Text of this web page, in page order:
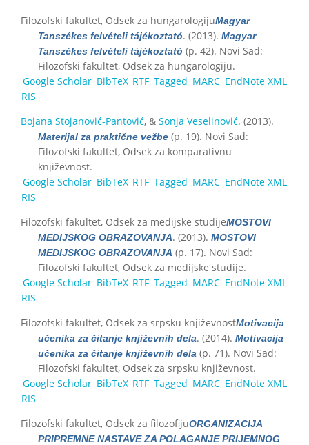
Filozofski fakultet, Odsek za hungarologijuMagyar
Tanszékes felvételi tájékoztató. (2013). Magyar
Tanszékes felvételi tájékoztató (p. 42). Novi Sad:
Filozofski fakultet, Odsek za hungarologiju.
Google Scholar BibTeX RTF Tagged MARC EndNote XML
RIS
Bojana Stojanović-Pantović, & Sonja Veselinović. (2013).
Materijal za praktične vežbe (p. 19). Novi Sad:
Filozofski fakultet, Odsek za komparativnu
književnost.
Google Scholar BibTeX RTF Tagged MARC EndNote XML
RIS
Filozofski fakultet, Odsek za medijske studijeMOSTOVI
MEDIJSKOG OBRAZOVANJA. (2013). MOSTOVI
MEDIJSKOG OBRAZOVANJA (p. 17). Novi Sad:
Filozofski fakultet, Odsek za medijske studije.
Google Scholar BibTeX RTF Tagged MARC EndNote XML
RIS
Filozofski fakultet, Odsek za srpsku književnostMotivacija
učenika za čitanje književnih dela. (2014). Motivacija
učenika za čitanje književnih dela (p. 71). Novi Sad:
Filozofski fakultet, Odsek za srpsku književnost.
Google Scholar BibTeX RTF Tagged MARC EndNote XML
RIS
Filozofski fakultet, Odsek za filozofijuORGANIZACIJA
PRIPREMNE NASTAVE ZA POLAGANJE PRIJEMNOG